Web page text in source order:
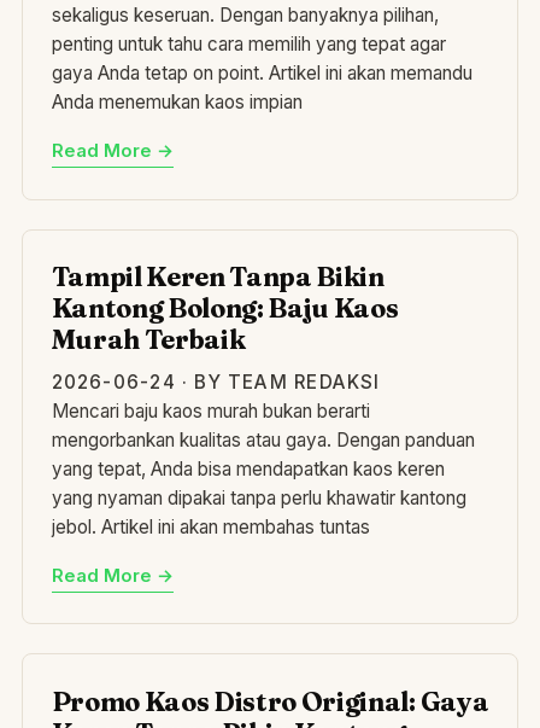
sekaligus keseruan. Dengan banyaknya pilihan,
penting untuk tahu cara memilih yang tepat agar
gaya Anda tetap on point. Artikel ini akan memandu
Anda menemukan kaos impian
Read More →
TA
Tampil Keren Tanpa Bikin
Kantong Bolong: Baju Kaos
Murah Terbaik
2026-06-24 · BY TEAM REDAKSI
Mencari baju kaos murah bukan berarti
mengorbankan kualitas atau gaya. Dengan panduan
yang tepat, Anda bisa mendapatkan kaos keren
yang nyaman dipakai tanpa perlu khawatir kantong
jebol. Artikel ini akan membahas tuntas
Read More →
PR
Promo Kaos Distro Original: Gaya